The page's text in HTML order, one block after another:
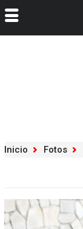
Inicio Fotos